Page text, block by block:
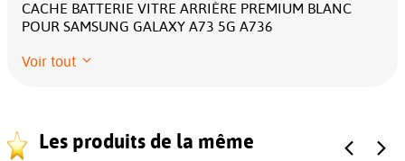
CACHE BATTERIE VITRE ARRIÈRE PREMIUM BLANC
POUR SAMSUNG GALAXY A73 5G A736
Voir tout
Les produits de la même